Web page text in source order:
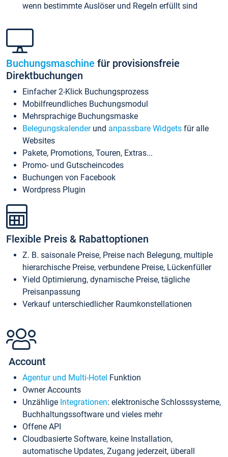
wenn bestimmte Auslöser und Regeln erfüllt sind
Buchungsmaschine für provisionsfreie
Direktbuchungen
Einfacher 2-Klick Buchungsprozess
Mobilfreundliches Buchungsmodul
Mehrsprachige Buchungsmaske
Belegungskalenderund anpassbare Widgets für alle
Websites
Pakete, Promotions, Touren, Extras...
Promo- und Gutscheincodes
Buchungen von Facebook
Wordpress Plugin
Flexible Preis & Rabattoptionen
Z. B. saisonale Preise, Preise nach Belegung, multiple
hierarchische Preise, verbundene Preise, Lückenfüller
Yield Optimierung, dynamische Preise, tägliche
Preisanpassung
Verkauf unterschiedlicher Raumkonstellationen
Account
Agentur und Multi-Hotel Funktion
Owner Accounts
Unzählige Integrationen: elektronische Schlosssysteme,
Buchhaltungssoftware und vieles mehr
Offene API
Cloudbasierte Software, keine Installation,
automatische Updates, Zugang jederzeit, überall